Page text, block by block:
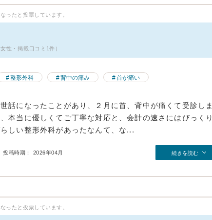
ったと投票しています。
性・掲載口コミ1件）
整形外科 背中の痛み 首が痛い
話になったことがあり、２月に首、背中が痛くて受診しま
本当に優しくてご丁寧な対応と、会計の速さにはびっくり
しい整形外科があったなんて、な...
投稿時期： 2026年04月 続きを読む
ったと投票しています。